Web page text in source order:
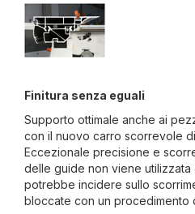
Finitura senza eguali
Supporto ottimale anche ai
con il nuovo carro scorrevole
Eccezionale precisione e
delle guide non viene utilizzata
potrebbe incidere sullo
bloccate con un procedimento